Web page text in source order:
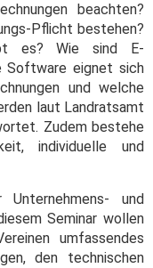
beachten?
Pflicht bestehen?
es? Wie sind E-
Software eignet sich
und welche
laut Landratsamt
Zudem bestehe
individuelle und
und
Seminar wollen
umfassendes
den technischen